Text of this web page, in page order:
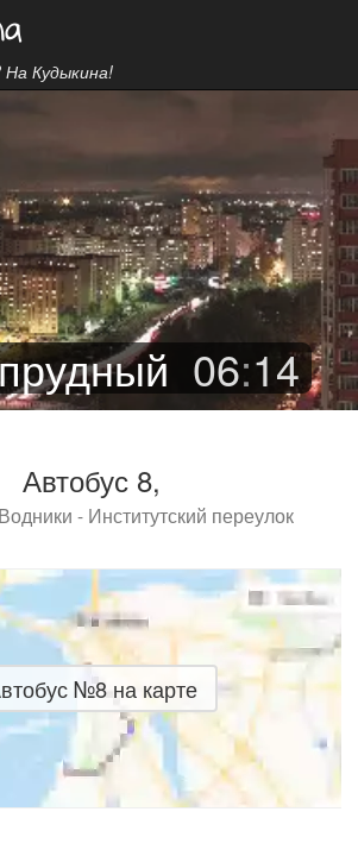
Кудыкина!
06:14
Автобус 8,
- Институтский переулок
№8 на карте